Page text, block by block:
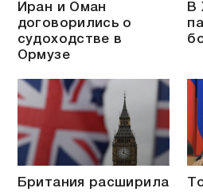
Иран и Оман
договорились о
судоходстве в
Ормузе
В
Британия расширила